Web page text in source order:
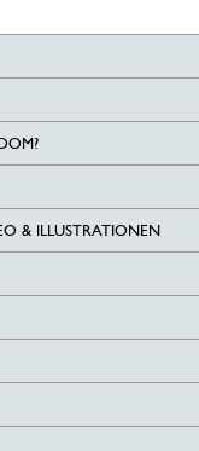
& ILLUSTRATIONEN